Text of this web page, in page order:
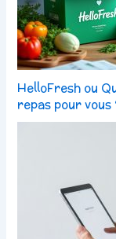
HelloFresh ou
repas pour vous